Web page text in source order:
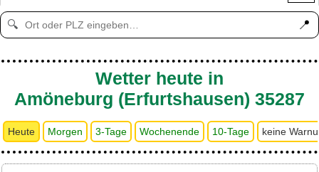
🔍 📍
Wetter heute in
Amöneburg (Erfurtshausen) 35287
Heute Morgen 3-Tage Wochenende 10-Tage keine